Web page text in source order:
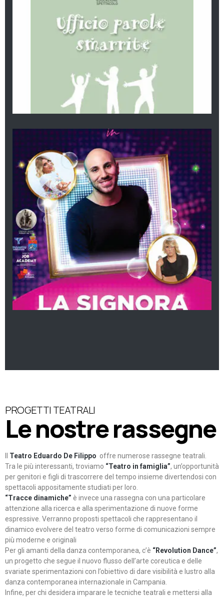
PROGETTI TEATRALI
Le nostre rassegne
Teatro Eduardo De Filippo offre numerose rassegne teatrali.
Tra le più interessanti, troviamo “Teatro in famiglia”, un’opportunità
per genitori e figli di trascorrere del tempo insieme divertendosi con
spettacoli appositamente studiati per loro.
“Tracce dinamiche” è invece una rassegna con una particolare
attenzione alla ricerca e alla sperimentazione di nuove forme
espressive. Verranno proposti spettacoli che rappresentano il
dinamico evolvere del teatro verso forme di comunicazioni sempre
più moderne e originali
Per gli amanti della danza contemporanea, c’è “Revolution Dance”,
un progetto che segue il nuovo flusso dell’arte coreutica e delle
svariate sperimentazioni con l’obiettivo di dare visibilità e lustro alla
danza contemporanea internazionale in Campania.
Infine, per chi desidera imparare le tecniche teatrali e mettersi alla